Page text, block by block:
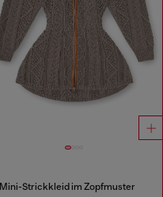
Mini-Strickkleid im Zopfmuster